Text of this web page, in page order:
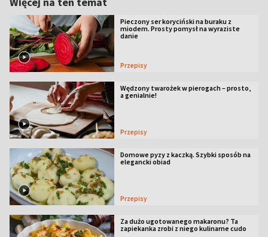
Pieczony ser koryciński na buraku z
miodem. Prosty pomysł na wyraziste
danie
Przepisy
Wędzony twarożek w pierogach – prosto,
a genialnie!
Przepisy
Domowe pyzy z kaczką. Szybki sposób na
elegancki obiad
Przepisy
Za dużo ugotowanego makaronu? Ta
zapiekanka zrobi z niego kulinarne cudo